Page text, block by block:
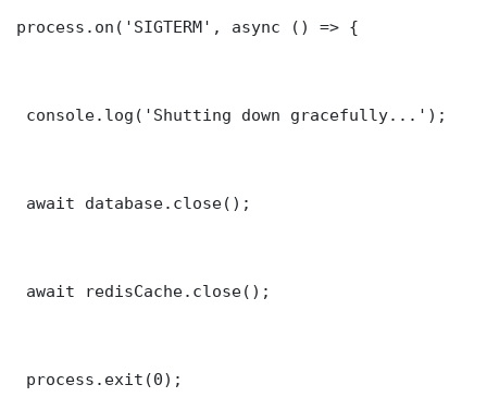
process.on('SIGTERM', async () => {
console.log('Shutting down gracefully...');
await database.close();
await redisCache.close();
process.exit(0);